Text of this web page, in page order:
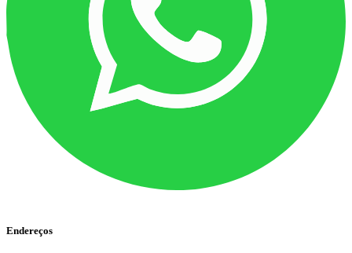
Endereços